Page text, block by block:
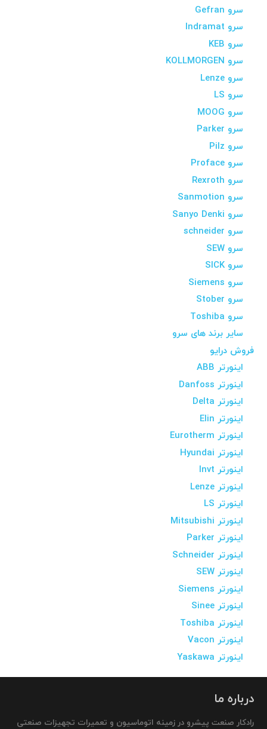
سرو Gefran
سرو Indramat
سرو KEB
سرو KOLLMORGEN
سرو Lenze
سرو LS
سرو MOOG
سرو Parker
سرو Pilz
سرو Proface
سرو Rexroth
سرو Sanmotion
سرو Sanyo Denki
سرو schneider
سرو SEW
سرو SICK
سرو Siemens
سرو Stober
سرو Toshiba
سایر برند های سرو
فروش درایو
اینورتر ABB
اینورتر Danfoss
اینورتر Delta
اینورتر Elin
اینورتر Eurotherm
اینورتر Hyundai
اینورتر Invt
اینورتر Lenze
اینورتر LS
اینورتر Mitsubishi
اینورتر Parker
اینورتر Schneider
اینورتر SEW
اینورتر Siemens
اینورتر Sinee
اینورتر Toshiba
اینورتر Vacon
اینورتر Yaskawa
درباره ما
رادکار صنعت پیشرو در زمینه اتوماسیون و تعمیرات تجهیزات صنعتی